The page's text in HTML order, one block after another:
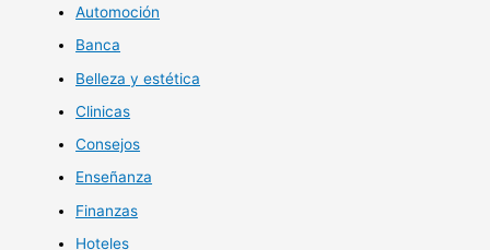
Automoción
Banca
Belleza y estética
Clinicas
Consejos
Enseñanza
Finanzas
Hoteles